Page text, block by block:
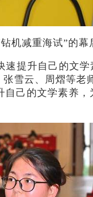
机减重海试”的幕
提升自己的文
雪云、周熠等
己的文学素养